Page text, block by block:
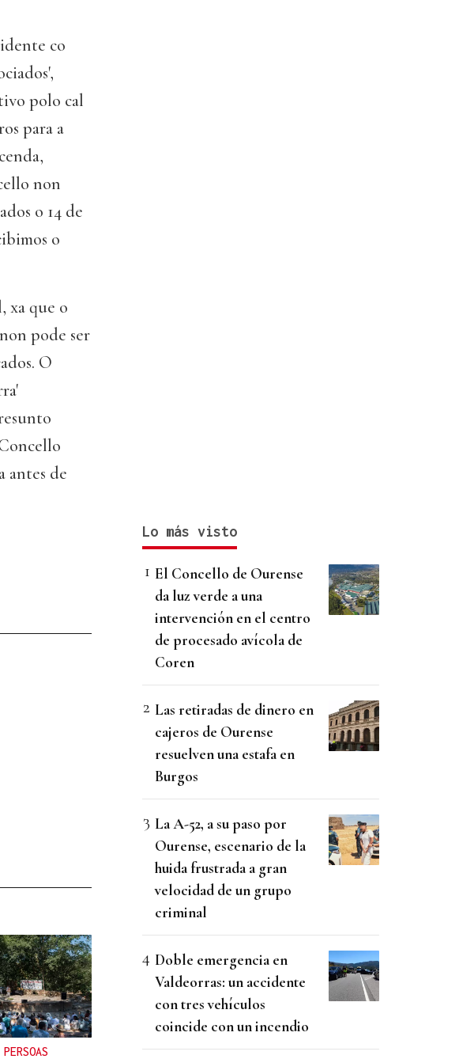
co
polo cal
para a
non
o 14 de
o
xa que o
pode ser
O
antes de
Lo más visto
El Concello de Ourense
da luz verde a una
intervención en el centro
de procesado avícola de
Coren
Las retiradas de dinero en
cajeros de Ourense
resuelven una estafa en
Burgos
La A-52, a su paso por
Ourense, escenario de la
huida frustrada a gran
velocidad de un grupo
criminal
Doble emergencia en
Valdeorras: un accidente
con tres vehículos
coincide con un incendio